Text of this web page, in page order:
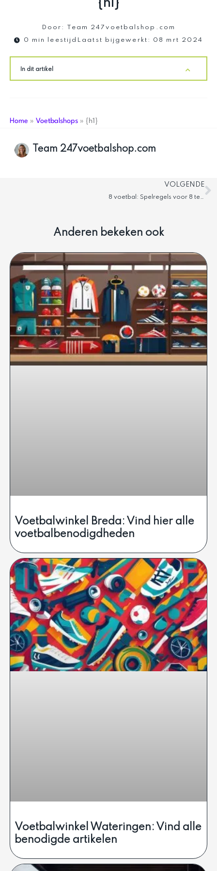
{h1}
Door:
Team 247voetbalshop.com
0 min leestijd Laatst bijgewerkt: 08 mrt 2024
In dit artikel
Home » Voetbalshops » {h1}
Team 247voetbalshop.com
VOLGENDE
8 voetbal: Spelregels voor 8 tegen 8 pupillenvoetbal
Anderen bekeken ook
Voetbalwinkel Breda: Vind hier alle
voetbalbenodigdheden
Voetbalwinkel Wateringen: Vind alle
benodigde artikelen